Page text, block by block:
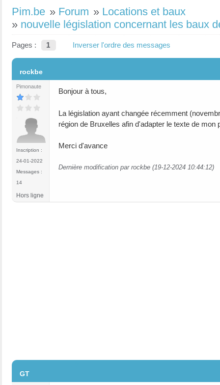
Pim.be » Forum » Locations et baux
» nouvelle législation concernant les baux
Pages : 1 Inverser l'ordre des messages
rockbe
Pimonaute
Inscription :
24-01-2022
Messages :
14
Bonjour à tous,
La législation ayant changée récemment
région de Bruxelles afin d'adapter le texte de mon
Merci d'avance
Dernière modification par rockbe (19-12-2024 10:44:12)
Hors ligne
GT